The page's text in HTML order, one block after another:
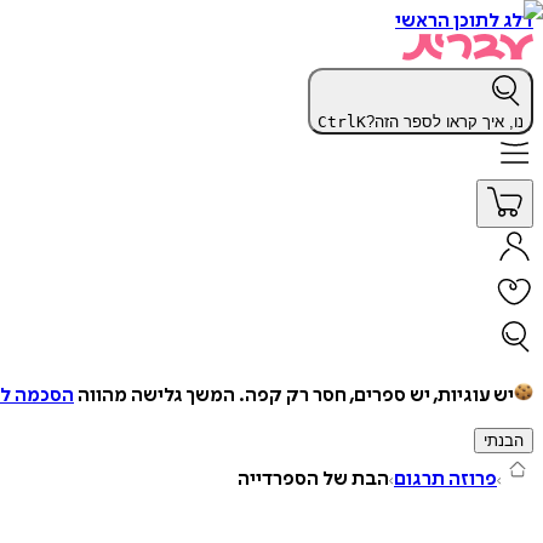
דלג לתוכן הראשי
נו, איך קראו לספר הזה? CtrlK
יש עוגיות, יש ספרים, חסר רק קפה. המשך גלישה מהווה הסכמה
הבנתי
פרוזה תרגום הבת של הספרדייה